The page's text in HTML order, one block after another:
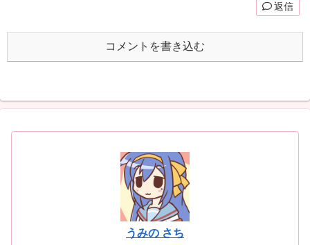
返信
コメントを書き込む
うみの さち